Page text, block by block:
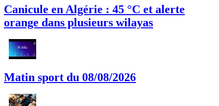
Canicule en Algérie : 45 °C et alerte
orange dans plusieurs wilayas
Matin sport du 08/08/2026